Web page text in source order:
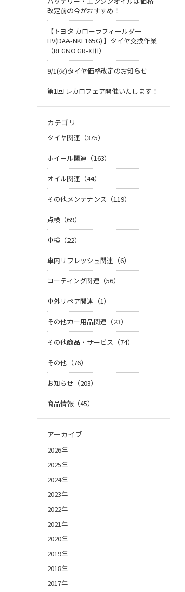
改定前の今がおすすめ！
【トヨタ カローラフィールダー
HV(DAA-NKE165G) 】タイヤ交換作業
（REGNO GR-XⅢ）
9/1(火)タイヤ価格改定のお知らせ
第1回 レカロフェア開催いたします！
カテゴリ
タイヤ関連（375）
ホイール関連（163）
オイル関連（44）
その他メンテナンス（119）
点検（69）
車検（22）
車内リフレッシュ関連（6）
コーティング関連（56）
車外リペア関連（1）
その他カー用品関連（23）
その他商品・サービス（74）
その他（76）
お知らせ（203）
商品情報（45）
アーカイブ
2026年
2025年
2024年
2023年
2022年
2021年
2020年
2019年
2018年
2017年